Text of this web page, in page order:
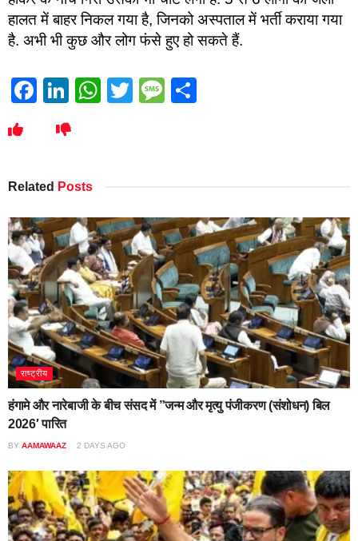
हालत में बाहर निकल गया है, जिनको अस्पताल में भर्ती कराया गया
है. अभी भी कुछ और लोग फंसे हुए हो सकते हैं.
Facebook
LinkedIn
WhatsApp
TwitterMessage
Related Posts
राष्ट्रीय
हंगामे और नारेबाजी के बीच संसद में ”जन्म और मृत्यु पंजीकरण (संशोधन) बिल
2026′ पारित
BY AAMAWAAZ 2 DAYS AGO